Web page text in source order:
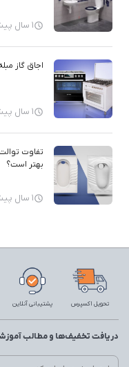
1 سال پیش
اجاق گاز
1 سال پیش
تفاوت
بهتر است؟
1 سال پیش
تحویل اکسپرس پشتیبانی آنلاین
دریافت تخفیف‌ها و مطالب